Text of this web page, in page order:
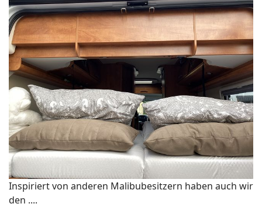
Inspiriert von anderen Malibubesitzern haben auch wir
den ....